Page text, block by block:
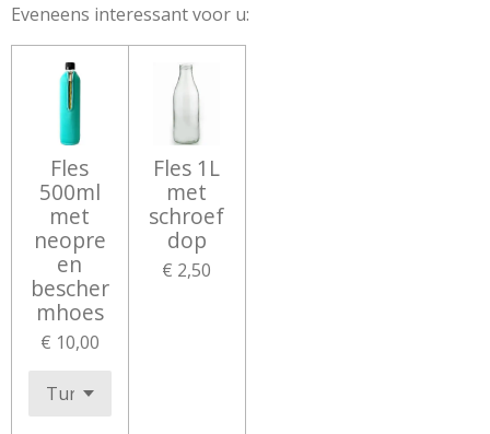
Eveneens interessant voor u:
Fles
500ml
met
neopre
en
bescher
mhoes
€ 10,00
Fles 1L
met
schroef
dop
€ 2,50